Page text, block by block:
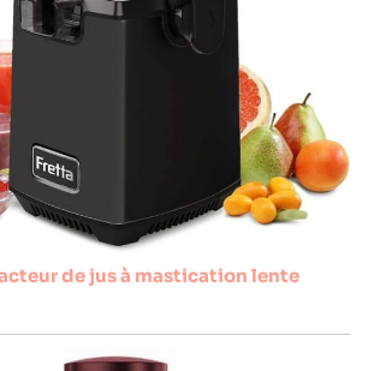
de jus à mastication lente